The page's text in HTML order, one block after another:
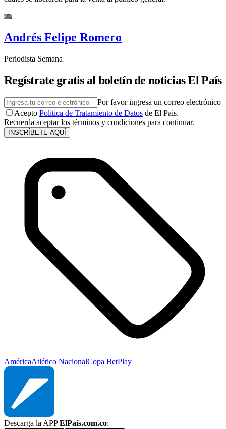
Andrés Felipe Romero
Periodista Semana
Regístrate gratis al boletín de noticias El País
Por favor ingresa un correo electrónico
Acepto Política de Tratamiento de Datos de El País.
Recuerda aceptar los términos y condiciones para continuar.
INSCRÍBETE AQUÍ
AméricaAtlético NacionalCopa BetPlay
Descarga la APPElPaís.com.co: